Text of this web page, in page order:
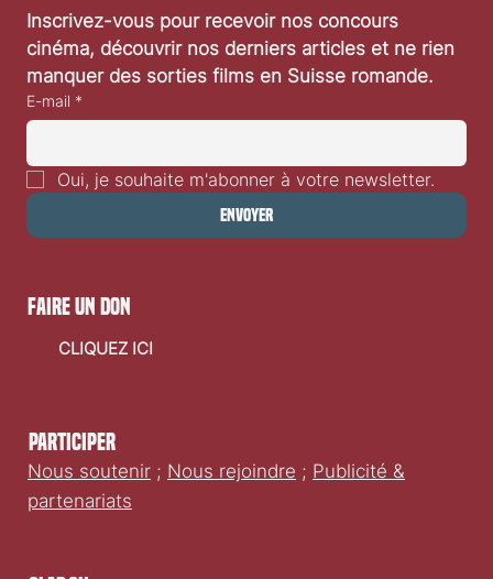
Inscrivez-vous pour recevoir nos concours
cinéma, découvrir nos derniers articles et ne rien
manquer des sorties films en Suisse romande.
E-mail *
Oui, je souhaite m'abonner à votre newsletter.
Envoyer
Participer
Nous soutenir ; Nous rejoindre ; Publicité &
partenariats
faire un don
CLIQUEZ ICI